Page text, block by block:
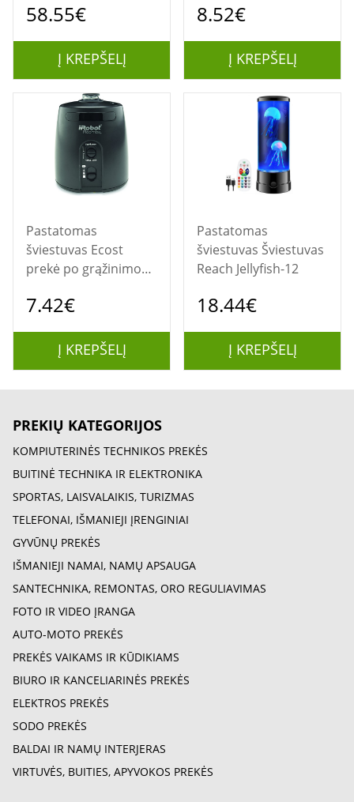
58.55€
Į KREPŠELĮ
belaidė baterija 3 W
8.52€
Į KREPŠELĮ
Pastatomas
šviestuvas Ecost
prekė po grąžinimo
sieninis švyturys
585, 780, 782, 790,
(NAUDOTA)
7.42€
Į KREPŠELĮ
Pastatomas
šviestuvas Šviestuvas
Reach Jellyfish-12
18.44€
Į KREPŠELĮ
PREKIŲ KATEGORIJOS
KOMPIUTERINĖS TECHNIKOS PREKĖS
BUITINĖ TECHNIKA IR ELEKTRONIKA
SPORTAS, LAISVALAIKIS, TURIZMAS
TELEFONAI, IŠMANIEJI ĮRENGINIAI
GYVŪNŲ PREKĖS
IŠMANIEJI NAMAI, NAMŲ APSAUGA
SANTECHNIKA, REMONTAS, ORO REGULIAVIMAS
FOTO IR VIDEO ĮRANGA
AUTO-MOTO PREKĖS
PREKĖS VAIKAMS IR KŪDIKIAMS
BIURO IR KANCELIARINĖS PREKĖS
ELEKTROS PREKĖS
SODO PREKĖS
BALDAI IR NAMŲ INTERJERAS
VIRTUVĖS, BUITIES, APYVOKOS PREKĖS